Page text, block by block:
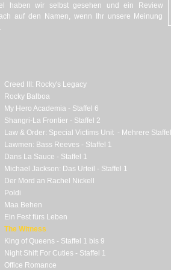
haben wir selbst gesehen und ein Review
auf den Namen, wenn Ihr unsere Meinung
Creed III: Rocky's Legacy
Rocky Balboa
My Hero Academia - Staffel 6
Shangri-La Frontier - Staffel 2
Law & Order: Special Victims Unit - Mehrere
Lawmen: Bass Reeves - Staffel 1
Dans La Sauce - Staffel 1
Michael Jackson: Das Urteil - Staffel 1
Der Mord an Rachel Nickell
Poldi
Maa Behen
Ein Fest fürs Leben
The Witness
King of Queens - Staffel 1 bis 9
Night Shift For Cuties - Staffel 1
Office Romance